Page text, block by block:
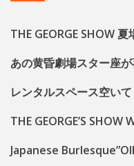
THE GEORGE SHOW 夏
あの黄昏劇場スター座
レンタルスペース空いて
THE GEORGE’S SHOW
Japanese